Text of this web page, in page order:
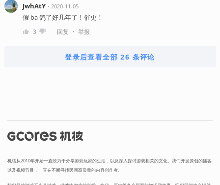
JwhAtY・ 2020-11-05
假 ba 鸽了好几年了！催更！
3 回复 ・ 举报
登录后查看全部 26 条评论
机核从2010年开始一直致力于分享游戏玩家的生活，以及深入探讨游戏相关的文化。我们开发原创的播客
以及视频节目，一直在不断寻找民间高质量的内容创作者。